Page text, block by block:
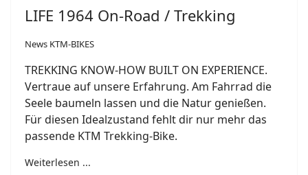
LIFE 1964 On-Road / Trekking
News KTM-BIKES
TREKKING KNOW-HOW BUILT ON EXPERIENCE.
Vertraue auf unsere Erfahrung. Am Fahrrad die
Seele baumeln lassen und die Natur genießen.
Für diesen Idealzustand fehlt dir nur mehr das
passende KTM Trekking-Bike.
Weiterlesen ...